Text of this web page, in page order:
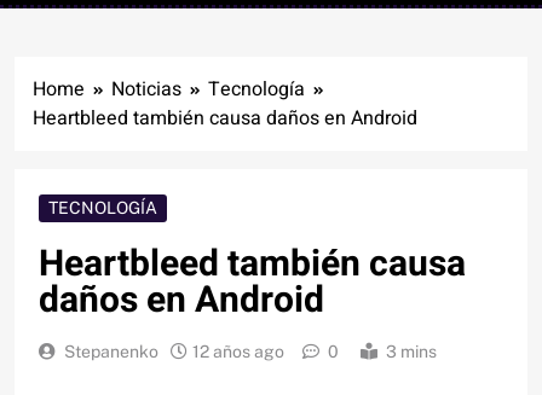
Home Noticias
Tecnología
Heartbleed también causa daños en Android
TECNOLOGÍA
Heartbleed también causa
daños en Android
Stepanenko 12 años ago 0 3 mins